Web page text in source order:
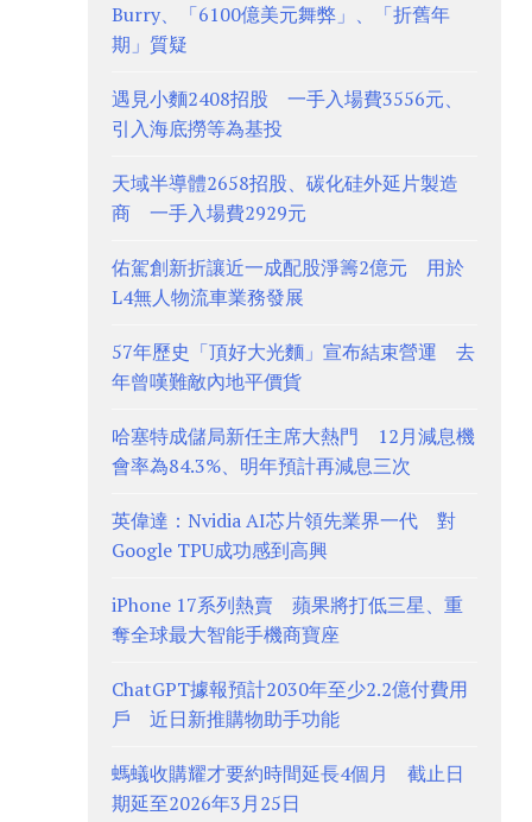
Burry、「6100億美元舞弊」、「折舊年
期」質疑
遇見小麵2408招股 一手入場費3556元、
引入海底撈等為基投
天域半導體2658招股、碳化硅外延片製造
商 一手入場費2929元
佑駕創新折讓近一成配股淨籌2億元 用於
L4無人物流車業務發展
57年歷史「頂好大光麵」宣布結束營運 去
年曾嘆難敵內地平價貨
哈塞特成儲局新任主席大熱門 12月減息機
會率為84.3%、明年預計再減息三次
英偉達：Nvidia AI芯片領先業界一代 對
Google TPU成功感到高興
iPhone 17系列熱賣 蘋果將打低三星、重
奪全球最大智能手機商寶座
ChatGPT據報預計2030年至少2.2億付費用
戶 近日新推購物助手功能
螞蟻收購耀才要約時間延長4個月 截止日
期延至2026年3月25日